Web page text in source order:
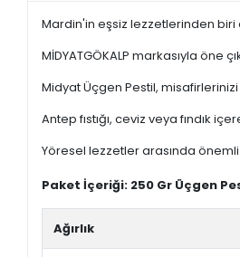
Mardin'in eşsiz lezzetlerinden biri
MİDYATGÖKALP markasıyla öne
Midyat Üçgen Pestil,
Antep fıstığı, ceviz veya fındık
Yöresel lezzetler arasında
Paket İçeriği: 250 Gr Üçgen
Ağırlık